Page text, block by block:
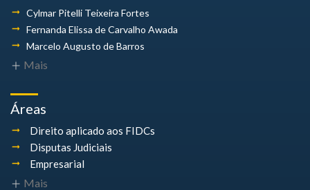
Cylmar Pitelli Teixeira Fortes
Fernanda Elissa de Carvalho Awada
Marcelo Augusto de Barros
Mais
Áreas
Direito aplicado aos FIDCs
Disputas Judiciais
Empresarial
Mais